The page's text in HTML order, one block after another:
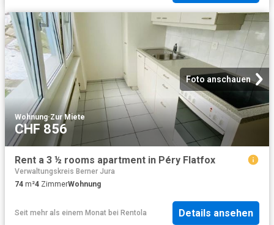
Foto anschauen
Wohnung·Zur Miete
CHF 856
Rent a 3 ½ rooms apartment in Péry Flatfox
Verwaltungskreis Berner Jura
74 m²4 ZimmerWohnung
Seit mehr als einem Monat bei Rentola Details ansehen